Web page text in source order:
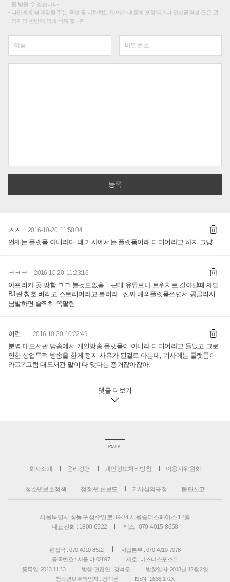
를 받을 수 있습니다.
타인에게 불쾌감을 주는 욕설 등 비하하는 단어가 내용에 포함되거나 인신공격성 글은 관
리자의 판단에 의해 삭제 합니다.
ㅅㅅ 2016-10-20 11:50:04
언제는 플랫폼 아니라며 왜 기사에서는 플랫폼이래 미디어라고 하지 그냥
ㅋㅋㅋ 2016-10-20 11:23:16
아프리카 곳 망함 ㅋㅋ 볼것도없음 .. 근대 유튜브나 트위치로 갈아탈때 제발
BJ란 칭호 버리고 스트리머라고 불러라...진짜 해외플렛폼쓰면서 콩글리시
남발하면 솔찍히 쪽팔림
이런... 2016-10-20 10:22:49
분명 대도서관 방송에서 개인방송 플랫폼이 아니라 미디어라고 들었고 그로
인한 상업목적 방송을 한게 정지 사유가 된걸로 아는데, 기사에는 플랫폼이
라고? 그럼 대도서관 말이 다 맞다는 증거잖아잖아.
댓글 더보기
PC버전
회사소개 윤리강령 개인정보처리방침 이용자위원회
청소년보호정책 정정·반론보도 기사심의규정 불편신고
서울특별시 성동구 성수일로 39-34 서울숲더스페이스 12층
대표전화 : 1800-6522
팩스 : 070-4015-8658
편집국 : 070-4010-8512
사업본부 : 070-4010-7078
등록번호 : 서울 아 02897
제호 : 비즈니스포스트
등록일: 2013.11.13
발행·편집인 : 강석운
발행일자: 2013년 12월 2일
청소년보호책임자 : 강석운
ISSN : 2636-171X